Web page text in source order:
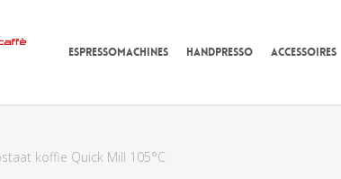
ESPRESSOMACHINES HANDPRESSO ACCESSOIRES
koffie Quick Mill 105°C